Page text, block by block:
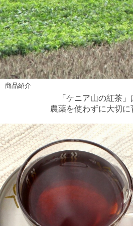
商品紹介
「ケニア山の紅茶
農薬を使わずに大切に